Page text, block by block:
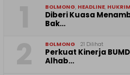
BOLMONG, HEADLINE, HUKRIM
Diberi Kuasa
Bak…
BOLMONG 21 Dilihat
Perkuat Kinerja
Alhab…